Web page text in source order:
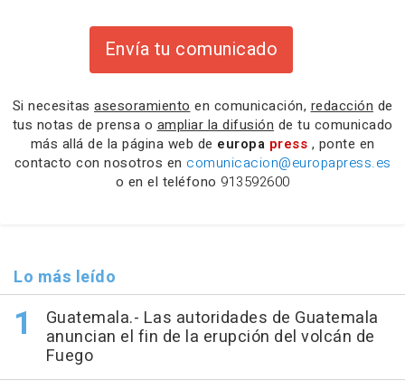
Envía tu comunicado
Si necesitas asesoramiento en comunicación, redacción de
tus notas de prensa o ampliar la difusión de tu comunicado
más allá de la página web de europa press , ponte en
contacto con nosotros en comunicacion@europapress.es
o en el teléfono 913592600
Lo más leído
Guatemala.- Las autoridades de Guatemala
anuncian el fin de la erupción del volcán de
Fuego